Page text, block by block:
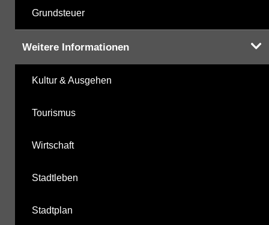
Grundsteuer
Weitere Informationen
Kultur & Ausgehen
Tourismus
Wirtschaft
Stadtleben
Stadtplan